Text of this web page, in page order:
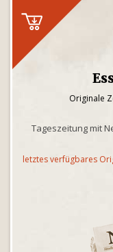
Originale
Tageszeitung mit
letztes verfügbares